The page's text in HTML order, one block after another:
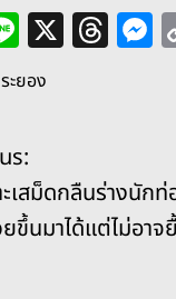
Li
n
e
X T
h
d
s
e
n
g
ระยอง
ะเสม็ดกลืนร่างนัก
ยขึ้นมาได้แต่ไม่อา